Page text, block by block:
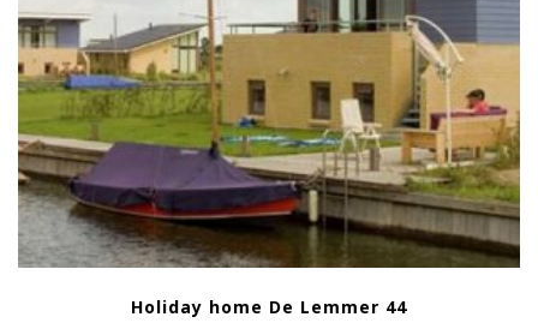
Holiday home De Lemmer 44